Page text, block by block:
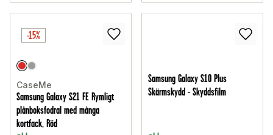
-15%
CaseMe
Samsung Galaxy S21 FE Rymligt
plånboksfodral med många
kortfack, Röd
Samsung Galaxy S10 Plus
Skärmskydd - Skyddsfilm